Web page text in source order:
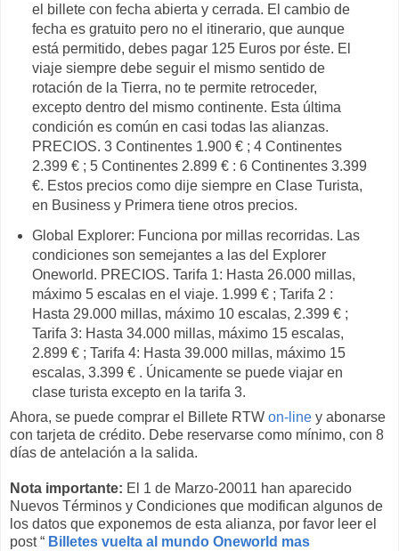
el billete con fecha abierta y cerrada. El cambio de
fecha es gratuito pero no el itinerario, que aunque
está permitido, debes pagar 125 Euros por éste. El
viaje siempre debe seguir el mismo sentido de
rotación de la Tierra, no te permite retroceder,
excepto dentro del mismo continente. Esta última
condición es común en casi todas las alianzas.
PRECIOS. 3 Continentes 1.900 € ; 4 Continentes
2.399 € ; 5 Continentes 2.899 € : 6 Continentes 3.399
€. Estos precios como dije siempre en Clase Turista,
en Business y Primera tiene otros precios.
Global Explorer: Funciona por millas recorridas. Las
condiciones son semejantes a las del Explorer
Oneworld. PRECIOS. Tarifa 1: Hasta 26.000 millas,
máximo 5 escalas en el viaje. 1.999 € ; Tarifa 2 :
Hasta 29.000 millas, máximo 10 escalas, 2.399 € ;
Tarifa 3: Hasta 34.000 millas, máximo 15 escalas,
2.899 € ; Tarifa 4: Hasta 39.000 millas, máximo 15
escalas, 3.399 € . Únicamente se puede viajar en
clase turista excepto en la tarifa 3.
Ahora, se puede comprar el Billete RTW on-line y abonarse
con tarjeta de crédito. Debe reservarse como mínimo, con 8
días de antelación a la salida.
Nota importante: El 1 de Marzo-20011 han aparecido
Nuevos Términos y Condiciones que modifican algunos de
los datos que exponemos de esta alianza, por favor leer el
post “ Billetes vuelta al mundo Oneworld mas